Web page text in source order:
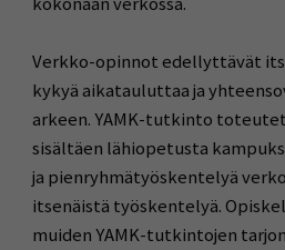
Verkko-opinnot edellyttävät
kykyä aikatauluttaa ja
arkeen. YAMK-tutkinto
sisältäen lähiopetusta
ja pienryhmätyöskentelyä
itsenäistä työskentelyä.
muiden YAMK-tutkintojen